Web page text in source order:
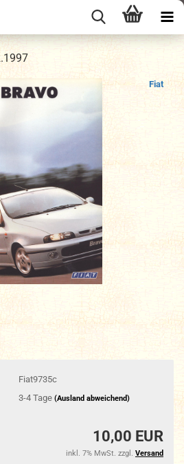
Fiat
Fiat9735c
3-4 Tage (Ausland abweichend)
10,00 EUR
inkl. 7% MwSt. zzgl. Versand